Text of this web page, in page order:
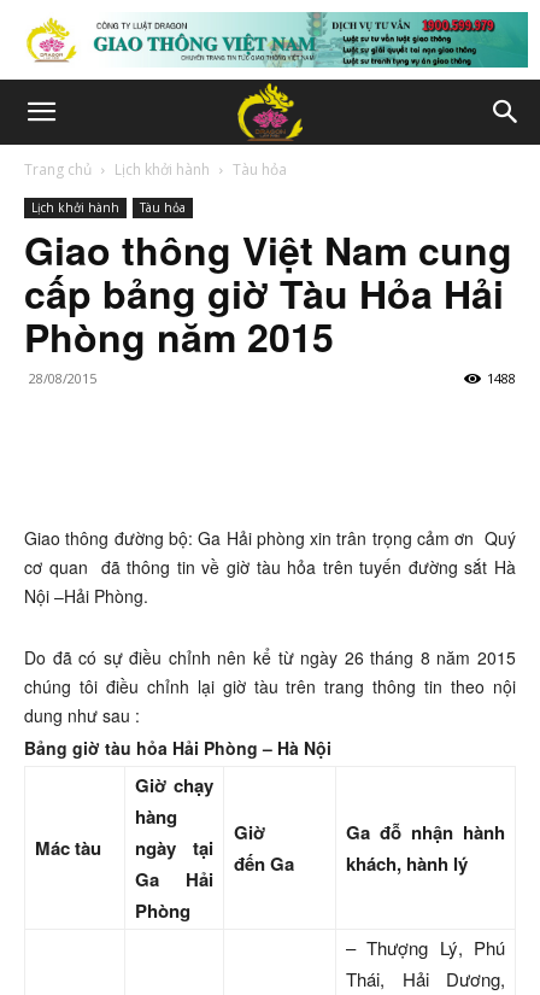
Trang chủ Lịch khởi hành Tàu hỏa
Lịch khởi hành Tàu hỏa
Giao thông Việt Nam cung
cấp bảng giờ Tàu Hỏa Hải
Phòng năm 2015
28/08/2015 1488
Giao thông đường bộ: Ga Hải phòng xin trân trọng cảm ơn Quý
cơ quan đã thông tin về giờ tàu hỏa trên tuyến đường sắt Hà
Nội –Hải Phòng.
Do đã có sự điều chỉnh nên kể từ ngày 26 tháng 8 năm 2015
chúng tôi điều chỉnh lại giờ tàu trên trang thông tin theo nội
dung như sau :
Bảng giờ tàu hỏa Hải Phòng – Hà Nội
Mác tàu
Giờ chạy
hàng
ngày tại
Ga Hải
Phòng
Giờ
đến Ga
Ga đỗ nhận hành
khách, hành lý
– Thượng Lý, Phú
Thái, Hải Dương,